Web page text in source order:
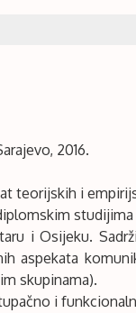
2016.
teorijskih i
i Osijeku.
aspekata
skupinama).
i